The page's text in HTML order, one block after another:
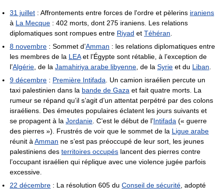
31 juillet : Affrontements entre forces de l'ordre et pèlerins iraniens
à La Mecque : 402 morts, dont 275 iraniens. Les relations
diplomatiques sont rompues entre Riyad et Téhéran.
8 novembre : Sommet d’Amman : les relations diplomatiques entre
les membres de la LEAet l’Égypte sont rétablie, à l’exception de
l’Algérie, de la Jamahiriya arabe libyenne, de la Syrie et du Liban.
9 décembre : Première Intifada. Un camion israélien percute un
taxi palestinien dans la bande de Gaza et fait quatre morts. La
rumeur se répand qu’il s’agit d’un attentat perpétré par des colons
israéliens. Des émeutes populaires éclatent les jours suivants et
se propagent à la Jordanie. C’est le début de l’Intifada (« guerre
des pierres »). Frustrés de voir que le sommet de la Ligue arabe
réunit àAmman ne s’est pas préoccupé de leur sort, les jeunes
palestiniens des territoires occupés lancent des pierres contre
l’occupant israélien qui réplique avec une violence jugée parfois
excessive.
22 décembre : La résolution 605 du Conseil de sécurité, adopté